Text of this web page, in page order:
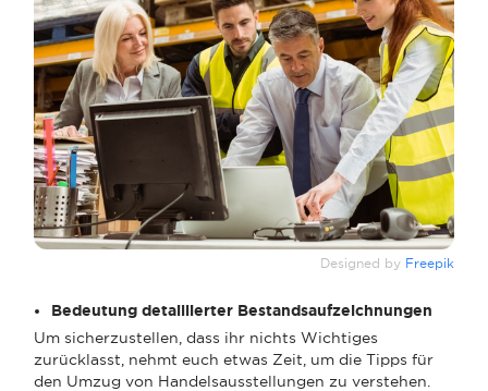
Designed by Freepik
Bedeutung detaillierter Bestandsaufzeichnungen
Um sicherzustellen, dass ihr nichts Wichtiges
zurücklasst, nehmt euch etwas Zeit, um die Tipps für
den Umzug von Handelsausstellungen zu verstehen.